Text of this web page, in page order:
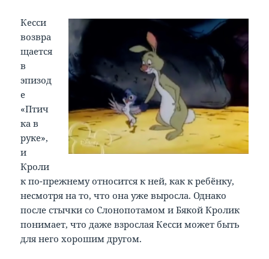
Кесси
возвра
щается
в
эпизод
е
«Птич
ка в
руке»,
и
Кроли
к по-прежнему относится к ней, как к ребёнку,
несмотря на то, что она уже выросла. Однако
после стычки со Слонопотамом и Бякой Кролик
понимает, что даже взрослая Кесси может быть
для него хорошим другом.